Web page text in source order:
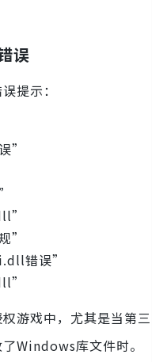
误
提示：
”
”
错误”
游戏中，尤其是当第三
Windows库文件时。